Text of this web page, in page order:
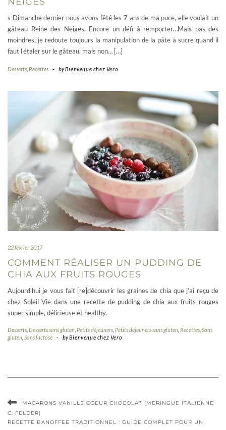
s Dimanche dernier nous avons fêté les 7 ans de ma puce, elle voulait un
gâteau Reine des Neiges. Encore un défi à remporter…Mais pas des
moindres, je redoute toujours la manipulation de la pâte à sucre quand il
faut l’étaler sur le gâteau, mais non… […]
Desserts Recettes - byBienvenue chez Vero
22 février 2017
COMMENT RÉALISER UN PUDDING DE
CHIA AUX FRUITS ROUGES
Aujourd’hui je vous fait [re]découvrir les graines de chia que j’ai reçu de
chez Soleil Vie dans une recette de pudding de chia aux fruits rouges
super simple, délicieuse et healthy.
Desserts Desserts sans gluten Petits déjeuners Petits déjeuners sans gluten Recettes Sans
gluten Sans lactose - byBienvenue chez Vero
MACARONS VANILLE COEUR CHOCOLAT (MERINGUE ITALIENNE
C. FELDER)
RECETTE BANOFFEE TRADITIONNEL : GUIDE COMPLET POUR UN